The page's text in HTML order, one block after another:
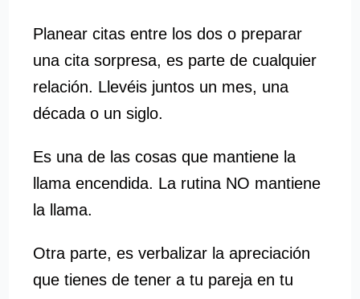
Planear citas entre los dos o preparar
una cita sorpresa, es parte de cualquier
relación. Llevéis juntos un mes, una
década o un siglo.
Es una de las cosas que mantiene la
llama encendida. La rutina NO mantiene
la llama.
Otra parte, es verbalizar la apreciación
que tienes de tener a tu pareja en tu